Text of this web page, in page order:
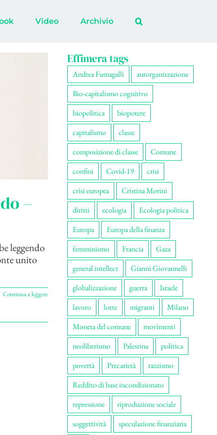
Video Archivio
–
leggendo
unito
Continua a leggere
Effimera tags
Andrea Fumagalli
autorganizzazione
Bio-capitalismo cognitivo
biopolitica
biopotere
capitalismo
classe
composizione di classe
Comune
confini
Covid-19
crisi
crisi europea
Cristina Morini
diritti
ecologia
Ecologia politica
Europa
Europa della finanza
femminismo
Francia
Gaza
general intellect
Gianni Giovannelli
globalizzazione
guerra
Israele
lavoro
lotte migranti
Milano
Moneta del comune
movimenti
neoliberismo
Palestina
politica
povertà
Precarietà
razzismo
Reddito di base incondizionato
repressione
riproduzione sociale
soggettività
speculazione finanziaria